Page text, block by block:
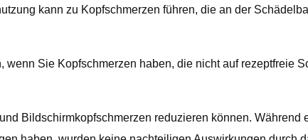
kann zu Kopfschmerzen führen, die an der
Sie Kopfschmerzen haben, die nicht auf rezeptfreie
Bildschirmkopfschmerzen reduzieren können. Während